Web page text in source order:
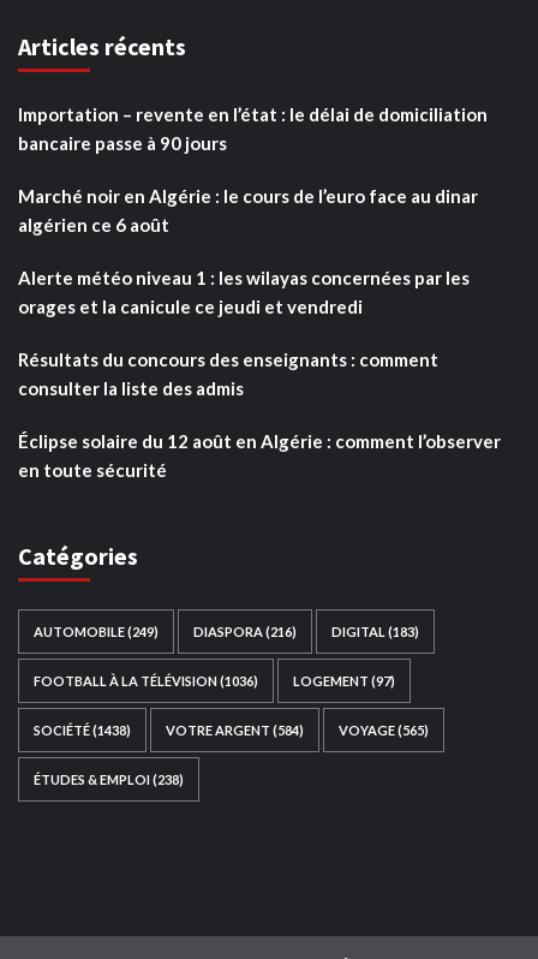
Articles récents
Importation – revente en l’état : le délai de domiciliation
bancaire passe à 90 jours
Marché noir en Algérie : le cours de l’euro face au dinar
algérien ce 6 août
Alerte météo niveau 1 : les wilayas concernées par les
orages et la canicule ce jeudi et vendredi
Résultats du concours des enseignants : comment
consulter la liste des admis
Éclipse solaire du 12 août en Algérie : comment l’observer
en toute sécurité
Catégories
AUTOMOBILE(249) DIASPORA (216) DIGITAL (183)
FOOTBALL À LA TÉLÉVISION(1036) LOGEMENT (97)
SOCIÉTÉ(1438) VOTRE ARGENT (584) VOYAGE(565)
ÉTUDES & EMPLOI(238)